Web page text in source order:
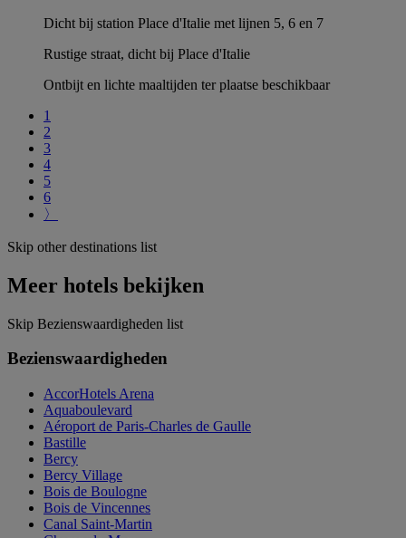
Dicht bij station Place d'Italie met lijnen 5, 6 en 7
Rustige straat, dicht bij Place d'Italie
Ontbijt en lichte maaltijden ter plaatse beschikbaar
1
2
3
4
5
6
〉
Skip other destinations list
Meer hotels bekijken
Skip Bezienswaardigheden list
Bezienswaardigheden
AccorHotels Arena
Aquaboulevard
Aéroport de Paris-Charles de Gaulle
Bastille
Bercy
Bercy Village
Bois de Boulogne
Bois de Vincennes
Canal Saint-Martin